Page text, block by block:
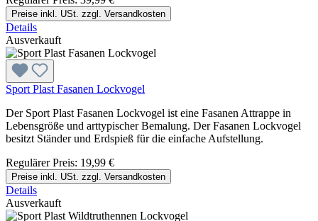
Preise inkl. USt. zzgl. Versandkosten
Details
Ausverkauft
Sport Plast Fasanen Lockvogel
Der Sport Plast Fasanen Lockvogel ist eine Fasanen Attrappe in
Lebensgröße und arttypischer Bemalung. Der Fasanen Lockvogel
besitzt Ständer und Erdspieß für die einfache Aufstellung.
Regulärer Preis: 19,99 €
Preise inkl. USt. zzgl. Versandkosten
Details
Ausverkauft